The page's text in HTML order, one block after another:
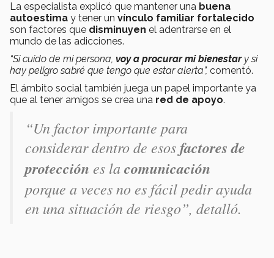
La especialista explicó que mantener una buena
autoestima y tener un vínculo familiar fortalecido
son factores que disminuyen el adentrarse en el
mundo de las adicciones.
“Si cuido de mi persona, voy a procurar mi bienestary si
hay peligro sabré que tengo que estar alerta”, comentó.
El ámbito social también juega un papel importante ya
que al tener amigos se crea una red de apoyo.
“Un factor importante para
considerar dentro de esosfactores de
protección es lacomunicación
porque a veces no es fácil pedir ayuda
en una situación de riesgo”, detalló.